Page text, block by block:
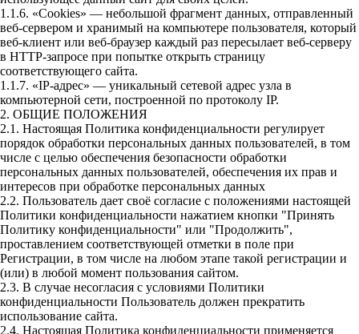
1.1.6. «Cookies» — небольшой фрагмент данных, отправленный
веб-сервером и хранимый на компьютере пользователя, который
веб-клиент или веб-браузер каждый раз пересылает веб-серверу
в HTTP-запросе при попытке открыть страницу
соответствующего сайта.
1.1.7. «IP-адрес» — уникальный сетевой адрес узла в
компьютерной сети, построенной по протоколу IP.
2. ОБЩИЕ ПОЛОЖЕНИЯ
2.1. Настоящая Политика конфиденциальности регулирует
порядок обработки персональных данных пользователей, в том
числе с целью обеспечения безопасности обработки
персональных данных пользователей, обеспечения их прав и
интересов при обработке персональных данных
2.2. Пользователь дает своё согласие с положениями настоящей
Политики конфиденциальности нажатием кнопки "Принять
Политику конфиденциальности" или "Продолжить",
проставлением соответствующей отметки в поле при
Регистрации, в том числе на любом этапе такой регистрации и
(или) в любой момент пользования сайтом.
2.3. В случае несогласия с условиями Политики
конфиденциальности Пользователь должен прекратить
использование сайта.
2.4. Настоящая Политика конфиденциальности применяется